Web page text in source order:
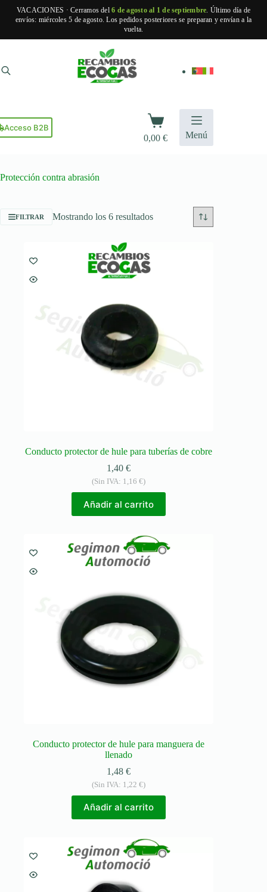
VACACIONES · Cerramos del6 de agosto al 1 de septiembre. Último día de
envíos: miércoles 5 de agosto. Los pedidos posteriores se preparan y envían a la
vuelta.
contenido
Acceso B2B
Carro
de
compra
0,00€ Menú
Protección contra abrasión
FILTRAR Mostrando los 6 resultadosOrdenado
Conducto protector de hule para tuberías de cobre
1,40€
(Sin IVA: 1,16€)
Añadir al carrito
Conducto protector de hule para manguera de
llenado
1,48€
(Sin IVA: 1,22€)
Añadir al carrito